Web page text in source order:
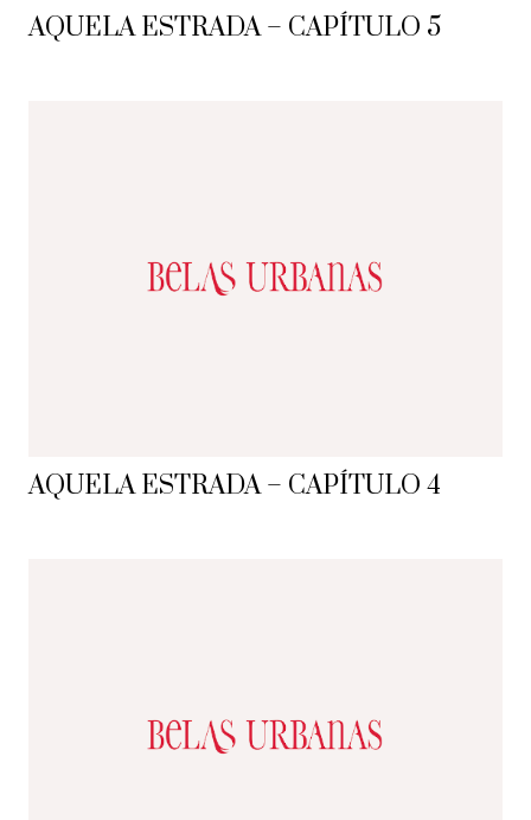
AQUELA ESTRADA – CAPÍTULO 5
AQUELA ESTRADA – CAPÍTULO 4